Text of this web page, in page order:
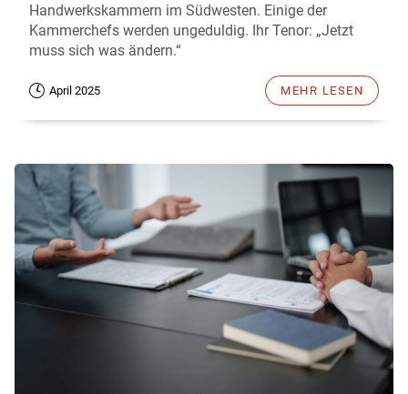
Handwerkskammern im Südwesten. Einige der
Kammerchefs werden ungeduldig. Ihr Tenor: „Jetzt
muss sich was ändern.“
April 2025 MEHR LESEN